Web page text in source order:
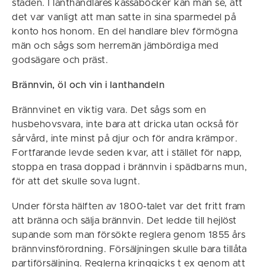
staden. I lanthandlares kassaböcker kan man se, att
det var vanligt att man satte in sina sparmedel på
konto hos honom. En del handlare blev förmögna
män och sågs som herremän jämbördiga med
godsägare och präst.
Brännvin, öl och vin i lanthandeln
Brännvinet en viktig vara. Det sågs som en
husbehovsvara, inte bara att dricka utan också för
sårvård, inte minst på djur och för andra krämpor.
Fortfarande levde seden kvar, att i stället för napp,
stoppa en trasa doppad i brännvin i spädbarns mun,
för att det skulle sova lugnt.
Under första hälften av 1800-talet var det fritt fram
att bränna och sälja brännvin. Det ledde till hejlöst
supande som man försökte reglera genom 1855 års
brännvinsförordning. Försäljningen skulle bara tillåta
partiförsäljning. Reglerna kringgicks t ex genom att